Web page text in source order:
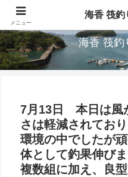
三重県鳥羽市/浦村(うらむ
海香 筏釣
7月13日 本日は風
さは軽減されてお
環境の中でしたが
体として釣果伸び
複数組に加え、良
メニュー
海香 筏釣